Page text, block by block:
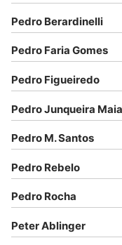
Pedro Berardinelli
Pedro Faria Gomes
Pedro Figueiredo
Pedro Junqueira Maia
Pedro M. Santos
Pedro Rebelo
Pedro Rocha
Peter Ablinger